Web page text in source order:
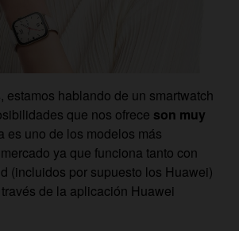
estamos hablando de un smartwatch
que nos ofrece son muy
es uno de los modelos más
ya que funciona tanto con
(incluidos por supuesto los Huawei)
de la aplicación Huawei